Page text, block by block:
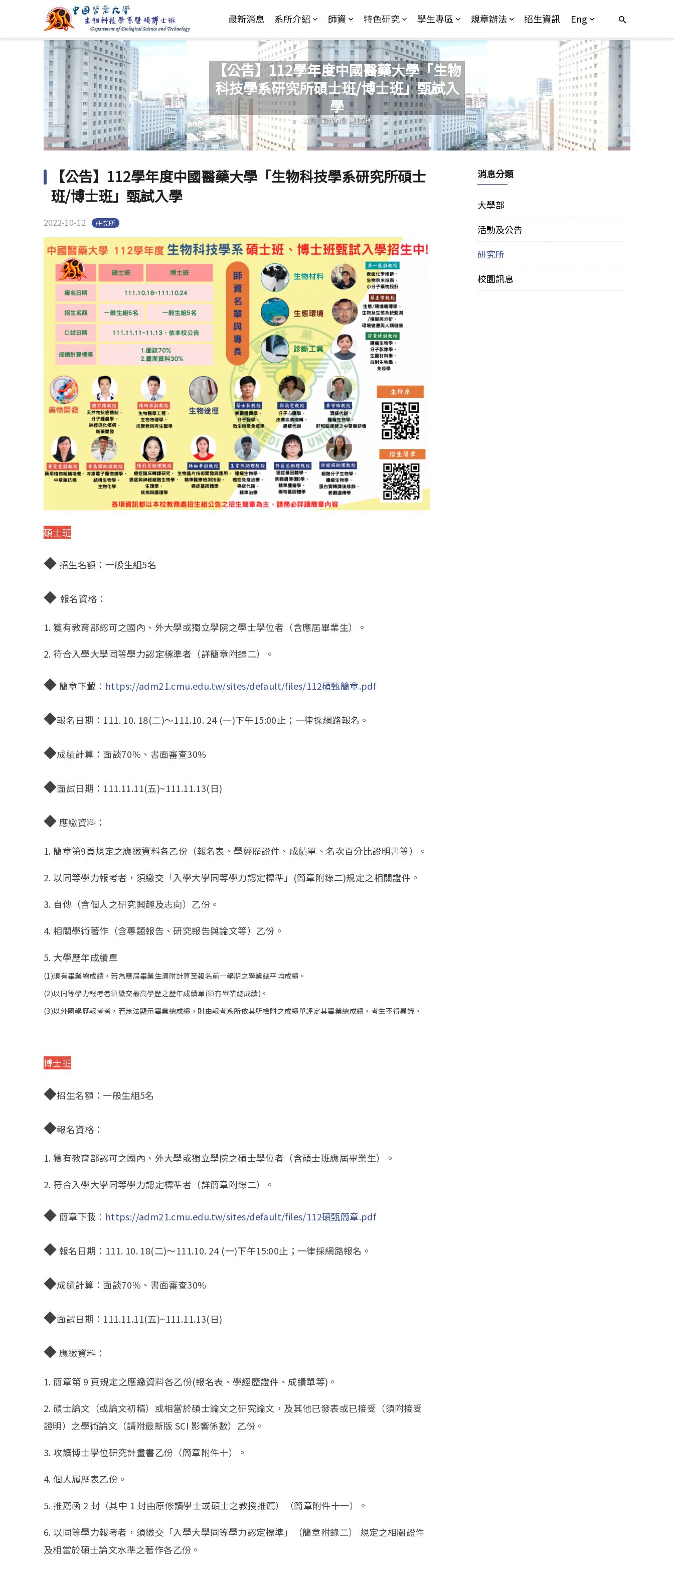
最新消息 系所介紹 師資 特色研究 學生專區 規章辦法 招生資訊 Eng
【公告】112學年度中國醫藥大學「生物
科技學系研究所碩士班/博士班」甄試入
學
您在這裡
首頁-最新消息 -研究所
【公告】112學年度中國醫藥大學「生物科技學系研究所碩士
班/博士班」甄試入學
2022-10-12 研究所
碩士班
◆招生名額：一般生組5名
◆ 報名資格：
1. 獲有教育部認可之國內、外大學或獨立學院之學士學位者（含應屆畢業生）。
2. 符合入學大學同等學力認定標準者（詳簡章附錄二）。
◆簡章下載︰ https://adm21.cmu.edu.tw/sites/default/files/112碩甄簡章.pdf
◆報名日期：111. 10. 18(二)～111.10. 24 (一)下午15:00止；一律採網路報名。
◆成績計算：面談70％、書面審查30%
◆面試日期：111.11.11(五)~111.11.13(日)
◆應繳資料：
1. 簡章第9頁規定之應繳資料各乙份（報名表、學經歷證件、成績單、名次百分比證明書等）。
2. 以同等學力報考者，須繳交「入學大學同等學力認定標準」(簡章附錄二)規定之相關證件。
3. 自傳（含個人之研究興趣及志向）乙份。
4. 相關學術著作（含專題報告、研究報告與論文等）乙份。
5. 大學歷年成績單
(1)須有畢業總成績，若為應屆畢業生須附計算至報名前一學期之學業總平均成績。
(2)以同等學力報考者須繳交最高學歷之歷年成績單(須有畢業總成績)。
(3)以外國學歷報考者，若無法顯示畢業總成績，則由報考系所依其所檢附之成績單評定其畢業總成績，考生不得異議。
博士班
◆招生名額：一般生組5名
◆報名資格：
1. 獲有教育部認可之國內、外大學或獨立學院之碩士學位者（含碩士班應屆畢業生）。
2. 符合入學大學同等學力認定標準者（詳簡章附錄二）。
◆簡章下載︰ https://adm21.cmu.edu.tw/sites/default/files/112碩甄簡章.pdf
◆報名日期：111. 10. 18(二)～111.10. 24 (一)下午15:00止；一律採網路報名。
◆成績計算：面談70％、書面審查30%
◆面試日期：111.11.11(五)~111.11.13(日)
◆應繳資料：
1. 簡章第 9 頁規定之應繳資料各乙份(報名表、學經歷證件、成績單等)。
2. 碩士論文（或論文初稿）或相當於碩士論文之研究論文，及其他已發表或已接受（須附接受
證明）之學術論文（請附最新版 SCI 影響係數）乙份。
3. 攻讀博士學位研究計畫書乙份（簡章附件十）。
4. 個人履歷表乙份。
5. 推薦函 2 封（其中 1 封由原修讀學士或碩士之教授推薦）（簡章附件十一）。
6. 以同等學力報考者，須繳交「入學大學同等學力認定標準」（簡章附錄二） 規定之相關證件
及相當於碩士論文水準之著作各乙份。
消息分類
大學部
活動及公告
研究所
校園訊息